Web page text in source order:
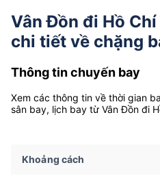
Vân Đồn đi Hồ
chi tiết về chặng
Thông tin chuyến bay
Xem các thông tin về thời gian
sân bay, lịch bay từ Vân Đồn đi
Khoảng cách